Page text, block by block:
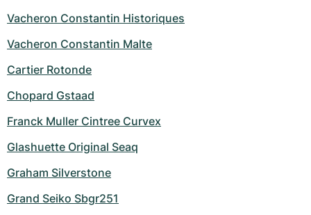
Vacheron Constantin Historiques
Vacheron Constantin Malte
Cartier Rotonde
Chopard Gstaad
Franck Muller Cintree Curvex
Glashuette Original Seaq
Graham Silverstone
Grand Seiko Sbgr251